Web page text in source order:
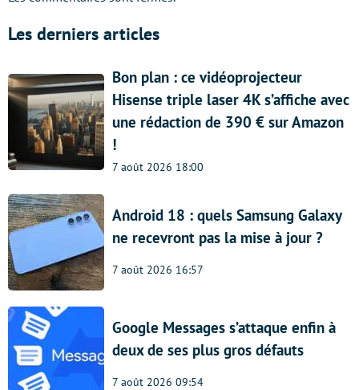
Les derniers articles
Bon plan : ce vidéoprojecteur
Hisense triple laser 4K s’affiche avec
une rédaction de 390 € sur Amazon
!
7 août 2026 18:00
Android 18 : quels Samsung Galaxy
ne recevront pas la mise à jour ?
7 août 2026 16:57
Google Messages s’attaque enfin à
deux de ses plus gros défauts
7 août 2026 09:54